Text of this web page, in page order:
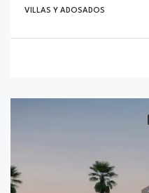
VILLAS Y ADOSADOS